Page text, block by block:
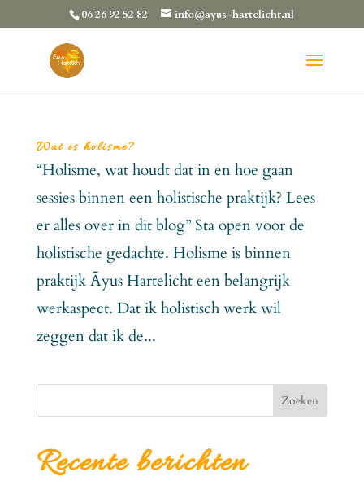
06 26 92 52 82 info@ayus-hartelicht.nl
Wat is holisme?
“Holisme, wat houdt dat in en hoe gaan
sessies binnen een holistische praktijk? Lees
er alles over in dit blog” Sta open voor de
holistische gedachte. Holisme is binnen
praktijk Āyus Hartelicht een belangrijk
werkaspect. Dat ik holistisch werk wil
zeggen dat ik de...
Zoeken
Recente berichten